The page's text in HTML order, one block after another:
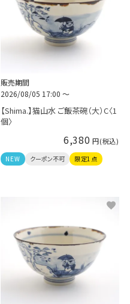
販売期間
2026/08/05 17:00〜
【Shima.】猫山水 ご飯茶碗（大）C〈1
個〉
6,380
NEW クーポン不可 限定1点